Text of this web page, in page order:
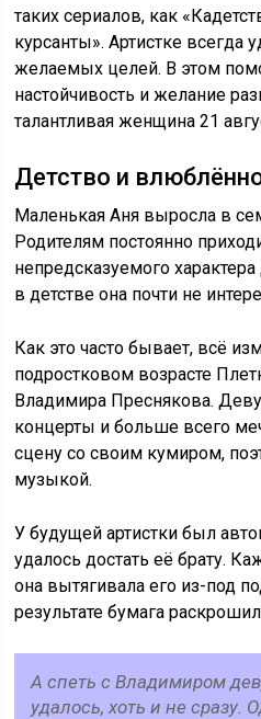
таких сериалов, как
курсанты». Артистке всегда
желаемых целей. В этом
настойчивость и желание
талантливая женщина 21
Детство и
Маленькая Аня выросла в
Родителям постоянно
непредсказуемого
в детстве она почти не
Как это часто бывает, всё
подростковом возрасте
Владимира Преснякова.
концерты и больше всего
сцену со своим кумиром,
музыкой.
У будущей артистки был
удалось достать её брату.
она вытягивала его из-под
результате бумага
А спеть с Владимиром
удалось, хоть и не